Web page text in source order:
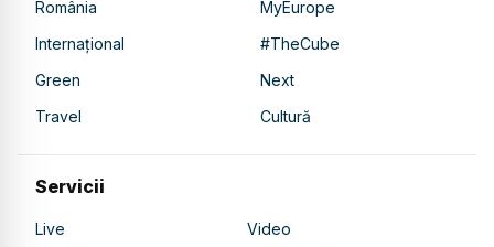
România
MyEurope
Internațional
#TheCube
Green
Next
Travel
Cultură
Servicii
Live
Video